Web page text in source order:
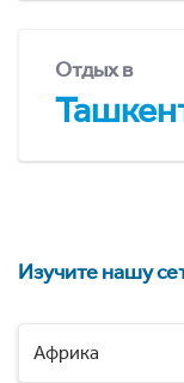
Отдых в
Изучите нашу
Африка